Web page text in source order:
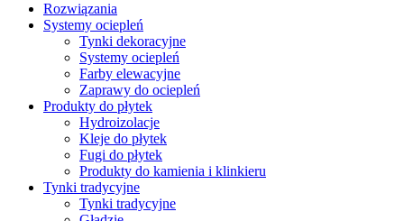
Rozwiązania
Systemy ociepleń
Tynki dekoracyjne
Systemy ociepleń
Farby elewacyjne
Zaprawy do ociepleń
Produkty do płytek
Hydroizolacje
Kleje do płytek
Fugi do płytek
Produkty do kamienia i klinkieru
Tynki tradycyjne
Tynki tradycyjne